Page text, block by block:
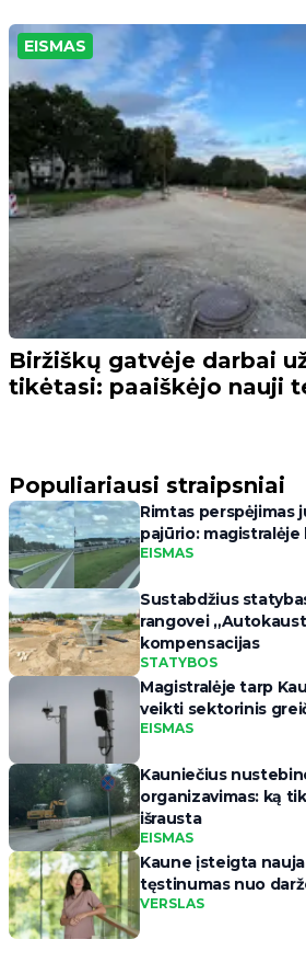
EISMAS
Biržiškų gatvėje darbai
tikėtasi: paaiškėjo nauji
Populiariausi straipsniai
Rimtas perspėjimas
pajūrio: magistralėje
EISMAS
Sustabdžius
rangovei
kompensacijas
STATYBOS
Magistralėje tarp
veikti sektorinis
EISMAS
Kauniečius
organizavimas: ką
išrausta
EISMAS
Kaune įsteigta
tęstinumas nuo
VERSLAS